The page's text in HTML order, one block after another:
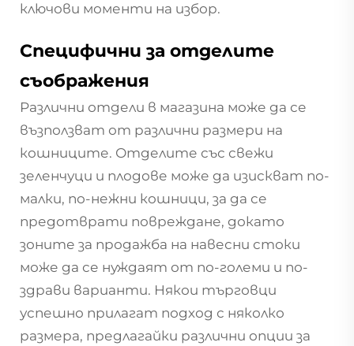
ключови моменти на избор.
Специфични за отделите
съображения
Различни отдели в магазина може да се
възползват от различни размери на
кошниците. Отделите със свежи
зеленчуци и плодове може да изискват по-
малки, по-нежни кошници, за да се
предотврати повреждане, докато
зоните за продажба на навесни стоки
може да се нуждаят от по-големи и по-
здрави варианти. Някои търговци
успешно прилагат подход с няколко
размера, предлагайки различни опции за